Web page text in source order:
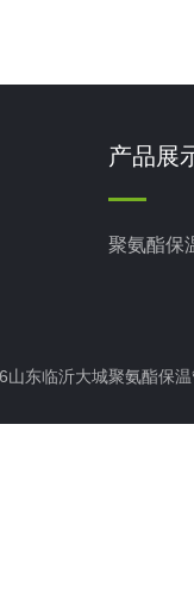
产品展
聚氨酯保
山东临沂大城聚氨酯保